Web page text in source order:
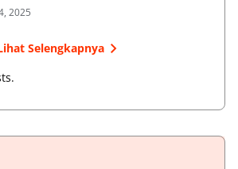
2025
Selengkapnya